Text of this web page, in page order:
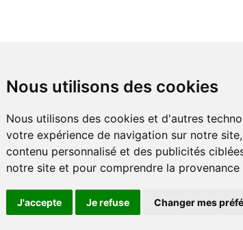
Nous utilisons des cookies
Nous utilisons des cookies et d'autres technologies de suivi pour améliorer
votre expérience de navigation sur notre
contenu personnalisé et des publicités
notre site et pour comprendre la provenance
J'accepte Je refuse Changer mes